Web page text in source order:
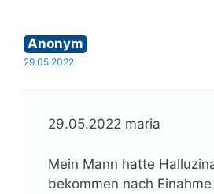
Anonym
29.05.2022
29.05.2022 maria
Mein Mann hatte
bekommen nach